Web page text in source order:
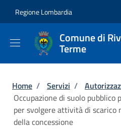
Regione Lombardia
Comune di
Terme
Briciole di pane
Home / Servizi /
Occupazione di suolo
per svolgere attività di scarico
della concessione